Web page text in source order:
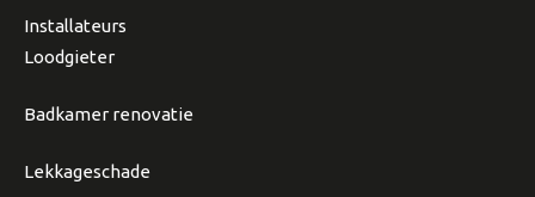
Installateurs
Loodgieter
Badkamer renovatie
Lekkageschade